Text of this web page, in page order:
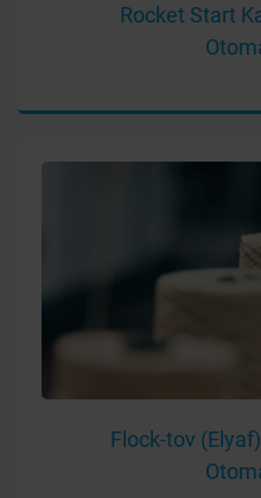
Rocket Start
Flock-tov